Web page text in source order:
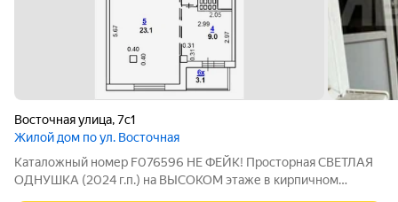
Восточная улица,7с1
Жилой дом по ул. Восточная
Каталожный номер F076596 НЕ ФЕЙК! Просторная СВЕТЛАЯ
ОДНУШКА (2024 г.п.) на ВЫСОКОМ этаже в кирпичном